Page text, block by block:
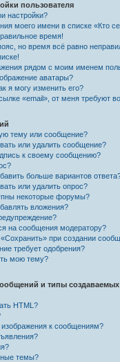
пользователя
настройки?
моего имени в списке «Кто
время!
но время всё равно
рядом с моим именем
аватары?
я могу изменить его?
«email», от меня требуют
тему или сообщение?
или удалить сообщение?
к своему сообщению?
больше вариантов
или удалить опрос?
некоторые форумы?
вложения?
на сообщения модератору?
«Сохранить» при создании
требует одобрения?
мою тему?
и типы создаваемых
HTML?
изображения к сообщениям?
темы?